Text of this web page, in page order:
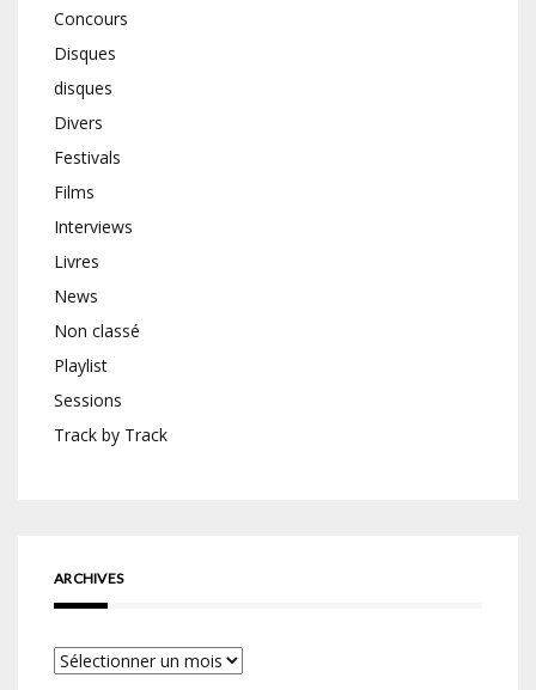
Concours
Disques
disques
Divers
Festivals
Films
Interviews
Livres
News
Non classé
Playlist
Sessions
Track by Track
ARCHIVES
Archives